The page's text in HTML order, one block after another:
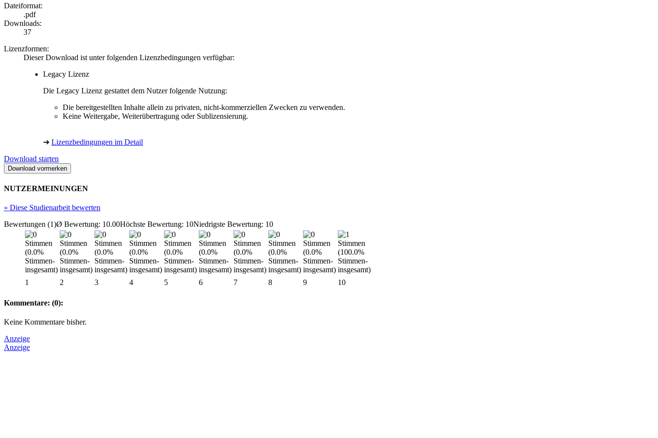
Dateiformat:
.pdf
Downloads:
37
Lizenzformen:
Dieser Download ist unter folgenden Lizenzbedingungen verfügbar:
Legacy Lizenz
Die Legacy Lizenz gestattet dem Nutzer folgende Nutzung:
Die bereitgestellten Inhalte allein zu privaten, nicht-kommerziellen Zwecken zu verwenden.
Keine Weitergabe, Weiterübertragung oder Sublizensierung.
➔ Lizenzbedingungen im Detail
Download starten
NUTZERMEINUNGEN
» Diese Studienarbeit bewerten
Bewertungen (1)Ø Bewertung: 10.00Höchste Bewertung: 10Niedrigste Bewertung: 10
1 2 3 4 5 6 7 8 9 10
Kommentare: (0):
Keine Kommentare bisher.
Anzeige
Anzeige